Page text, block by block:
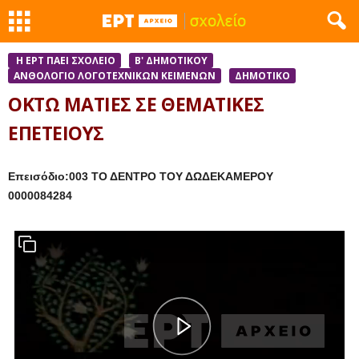
Η ΕΡΤ ΠΑΕΙ ΣΧΟΛΕΙΟ
Β' ΔΗΜΟΤΙΚΟΥ
ΑΝΘΟΛΌΓΙΟ ΛΟΓΟΤΕΧΝΙΚΏΝ ΚΕΙΜΈΝΩΝ
ΔΗΜΟΤΙΚΟ
ΟΚΤΩ ΜΑΤΙΕΣ ΣΕ ΘΕΜΑΤΙΚΕΣ
ΕΠΕΤΕΙΟΥΣ
Επεισόδιο:003 ΤΟ ΔΕΝΤΡΟ ΤΟΥ ΔΩΔΕΚΑΜΕΡΟΥ
0000084284